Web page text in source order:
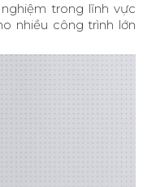
trong lĩnh vực
nhiều công trình lớn